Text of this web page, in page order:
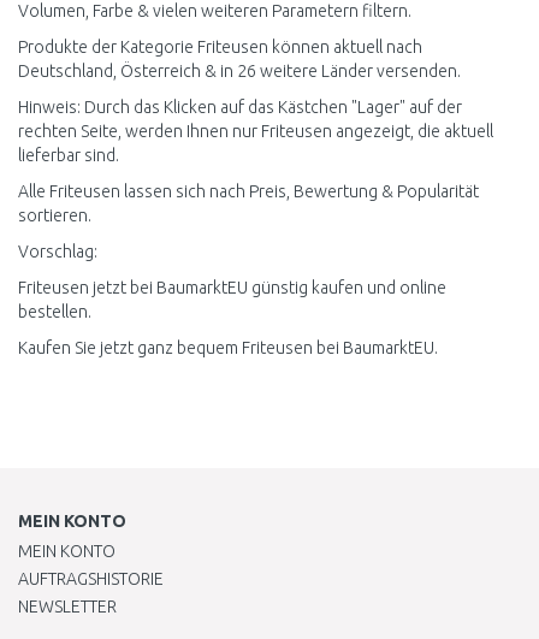
Volumen, Farbe & vielen weiteren Parametern filtern.
Produkte der Kategorie Friteusen können aktuell nach
Deutschland, Österreich & in 26 weitere Länder versenden.
Hinweis: Durch das Klicken auf das Kästchen "Lager" auf der
rechten Seite, werden Ihnen nur Friteusen angezeigt, die aktuell
lieferbar sind.
Alle Friteusen lassen sich nach Preis, Bewertung & Popularität
sortieren.
Vorschlag:
Friteusen jetzt bei BaumarktEU günstig kaufen und online
bestellen.
Kaufen Sie jetzt ganz bequem Friteusen bei BaumarktEU.
MEIN KONTO
MEIN KONTO
AUFTRAGSHISTORIE
NEWSLETTER